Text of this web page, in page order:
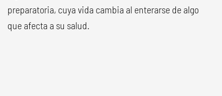
preparatoria, cuya vida cambia al enterarse de algo
que afecta a su salud.